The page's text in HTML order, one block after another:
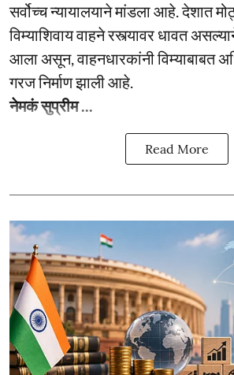
सर्वोच्च न्यायालयाने मांडला आहे. देशात
विम्याशिवाय वाहने रस्त्यावर धावत
आला असून, वाहनधारकांनी विम्याबाबत
गरज निर्माण झाली आहे.
नेमकं सुप्रीम ...
Read More